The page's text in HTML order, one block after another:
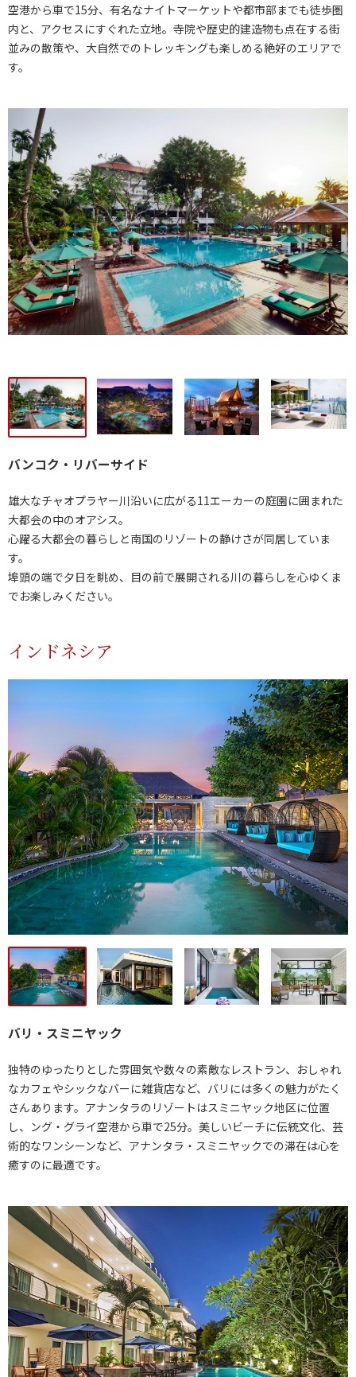
空港から車で15分、有名なナイトマーケットや都市部までも徒歩圏
内と、アクセスにすぐれた立地。寺院や歴史的建造物も点在する街
並みの散策や、大自然でのトレッキングも楽しめる絶好のエリアで
す。
バンコク・リバーサイド
雄大なチャオプラヤー川沿いに広がる11エーカーの庭園に囲まれた
大都会の中のオアシス。
心躍る大都会の暮らしと南国のリゾートの静けさが同居していま
す。
埠頭の端で夕日を眺め、目の前で展開される川の暮らしを心ゆくま
でお楽しみください。
インドネシア
バリ・スミニヤック
独特のゆったりとした雰囲気や数々の素敵なレストラン、おしゃれ
なカフェやシックなバーに雑貨店など、バリには多くの魅力がたく
さんあります。アナンタラのリゾートはスミニヤック地区に位置
し、ング・グライ空港から車で25分。美しいビーチに伝統文化、芸
術的なワンシーンなど、アナンタラ・スミニヤックでの滞在は心を
癒すのに最適です。